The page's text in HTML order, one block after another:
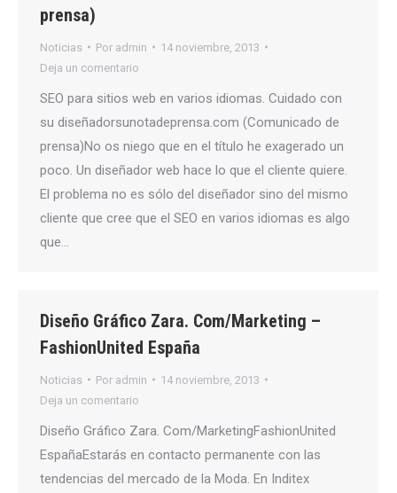
prensa)
Noticias Por admin
14 noviembre, 2013
Deja un comentario
SEO para sitios web en varios idiomas. Cuidado con
su diseñadorsunotadeprensa.com (Comunicado de
prensa)No os niego que en el título he exagerado un
poco. Un diseñador web hace lo que el cliente quiere.
El problema no es sólo del diseñador sino del mismo
cliente que cree que el SEO en varios idiomas es algo
que…
Diseño Gráfico Zara. Com/Marketing –
FashionUnited España
Noticias Por admin
14 noviembre, 2013
Deja un comentario
Diseño Gráfico Zara. Com/MarketingFashionUnited
EspañaEstarás en contacto permanente con las
tendencias del mercado de la Moda. En Inditex